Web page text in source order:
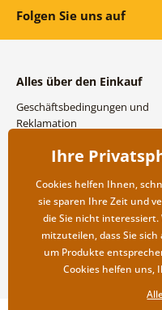
Folgen Sie uns auf
Alles über den Einkauf
Geschäftsbedingungen und
Reklamation
Versand- und
Rücksendung der Ware
Ihre
Cookies helfen Ihnen,
sie sparen Ihre Zeit und
die Sie nicht interessiert.
mitzuteilen, dass Sie
um Produkte
Cookies helfen uns,